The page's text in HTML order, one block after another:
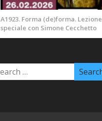
A1923. Forma (de)forma. Lezione
speciale con Simone Cecchetto